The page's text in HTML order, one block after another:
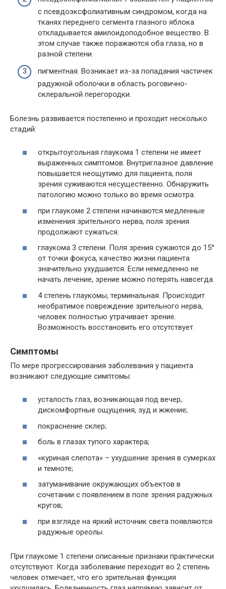
с псевдоэксфолиативным синдромом, когда на
тканях переднего сегмента глазного яблока
откладывается амилоидоподобное вещество. В
этом случае также поражаются оба глаза, но в
разной степени.
пигментная. Возникает из-за попадания частичек
радужной оболочки в область роговично-
склеральной перегородки.
Болезнь развивается постепенно и проходит несколько
стадий:
открытоугольная глаукома 1 степени не имеет
выраженных симптомов. Внутриглазное давление
повышается неощутимо для пациента, поля
зрения суживаются несущественно. Обнаружить
патологию можно только во время осмотра.
при глаукоме 2 степени начинаются медленные
изменения зрительного нерва, поля зрения
продолжают сужаться.
глаукома 3 степени. Поля зрения сужаются до 15°
от точки фокуса, качество жизни пациента
значительно ухудшается. Если немедленно не
начать лечение, зрение можно потерять навсегда.
4 степень глаукомы, терминальная. Происходит
необратимое повреждение зрительного нерва,
человек полностью утрачивает зрение.
Возможность восстановить его отсутствует.
Симптомы
По мере прогрессирования заболевания у пациента
возникают следующие симптомы:
усталость глаз, возникающая под вечер,
дискомфортные ощущения, зуд и жжение;
покраснение склер;
боль в глазах тупого характера;
«куриная слепота» – ухудшение зрения в сумерках
и темноте;
затуманивание окружающих объектов в
сочетании с появлением в поле зрения радужных
кругов;
при взгляде на яркий источник света появляются
радужные ореолы.
При глаукоме 1 степени описанные признаки практически
отсутствуют. Когда заболевание переходит во 2 степень
человек отмечает, что его зрительная функция